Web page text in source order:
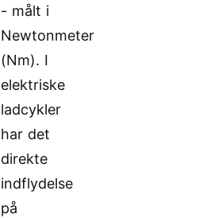
- målt i
Newtonmeter
(Nm). I
elektriske
ladcykler
har det
direkte
indflydelse
på